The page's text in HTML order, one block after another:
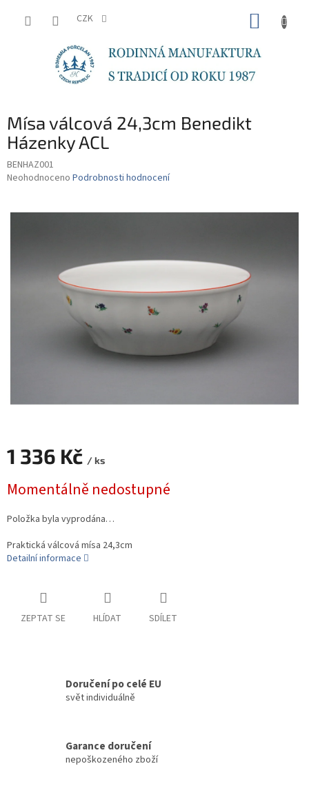
CZK
Mísa válcová 24,3cm Benedikt
Házenky ACL
BENHAZ001
Průměrné
je
Neohodnoceno Podrobnosti hodnocení
1 336 Kč / ks
cena:
Momentálně nedostupné
Položka byla vyprodána…
Praktická válcová mísa 24,3cm
Detailní informace
ZEPTAT SE HLÍDAT SDÍLET
Doručení po celé EU
svět individuálně
Garance doručení
nepoškozeného zboží